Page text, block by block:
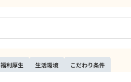
福利厚生 生活環境 こだわり条件